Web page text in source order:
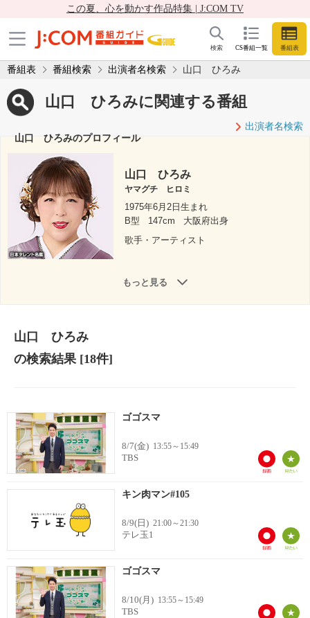
この夏、心を動かす作品特集 | J:COM TV
CS番組一覧 番組表
検索
番組表 番組検索 出演者名検索 山口 ひろみ
山口 ひろみに関連する番組
出演者名検索
山口 ひろみのプロフィール
山口 ひろみ
ヤマグチ ヒロミ
1975年6月2日生まれ
B型
147cm
大阪府出身
歌手・アーティスト
もっと見る
山口 ひろみ
の検索結果[18件]
ゴゴスマ
8/7(金) 13:55～15:49
TBS
キン肉マン#105
8/9(日) 21:00～21:30
テレ玉1
ゴゴスマ
8/10(月) 13:55～15:49
TBS